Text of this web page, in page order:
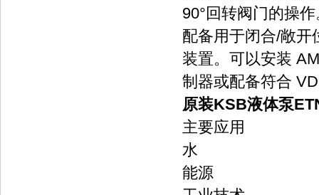
90°回转阀门的操
配备用于闭合/敞开
装置。可以安装
制器或配备符合
原装KSB液体泵
主要应用
水
能源